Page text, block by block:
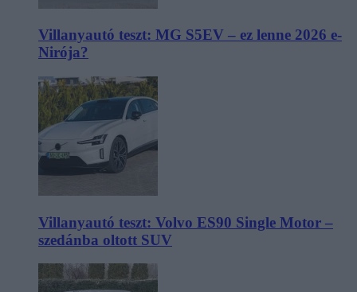
Villanyautó teszt: MG S5EV – ez lenne 2026 e-
Nirója?
Villanyautó teszt: Volvo ES90 Single Motor –
szedánba oltott SUV